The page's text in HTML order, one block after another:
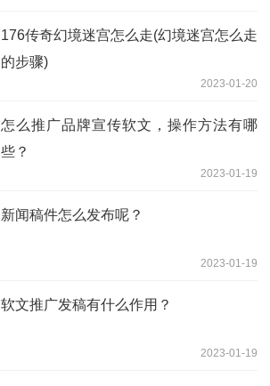
176传奇幻境迷宫怎么走(幻境迷宫怎么走
的步骤)
2023-01-20
怎么推广品牌宣传软文，操作方法有哪
些？
2023-01-19
新闻稿件怎么发布呢？
2023-01-19
软文推广发稿有什么作用？
2023-01-19